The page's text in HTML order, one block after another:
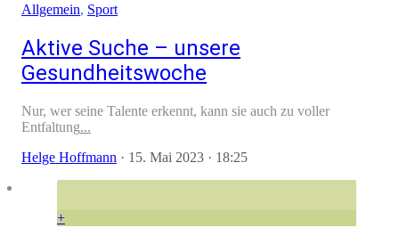
Allgemein, Sport
Aktive Suche – unsere
Gesundheitswoche
Nur, wer seine Talente erkennt, kann sie auch zu voller
Entfaltung...
Helge Hoffmann · 15. Mai 2023 · 18:25
+